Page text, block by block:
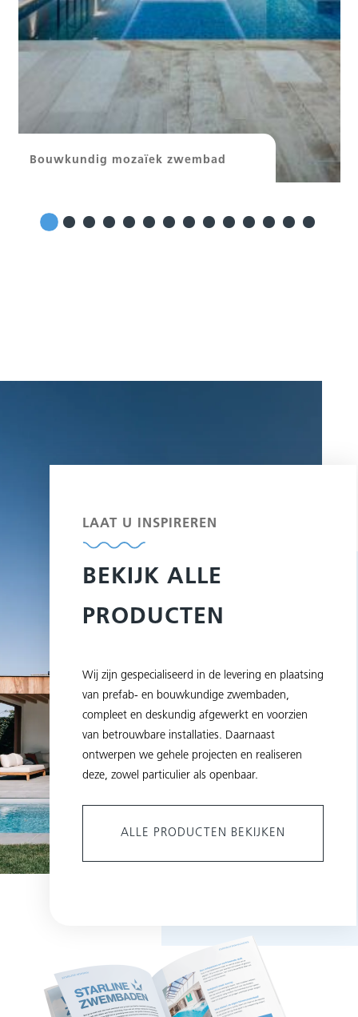
Bouwkundig mozaïek zwembad
LAAT U INSPIREREN
BEKIJK ALLE
PRODUCTEN
Wij zijn gespecialiseerd in de levering en plaatsing
van prefab- en bouwkundige zwembaden,
compleet en deskundig afgewerkt en voorzien
van betrouwbare installaties. Daarnaast
ontwerpen we gehele projecten en realiseren
deze, zowel particulier als openbaar.
ALLE PRODUCTEN BEKIJKEN